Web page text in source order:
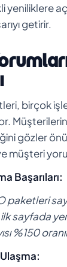
yeniliklere
getirir.
birçok
gözler
müşteri
Başarıları:
paketleri
sayfada yer
%150